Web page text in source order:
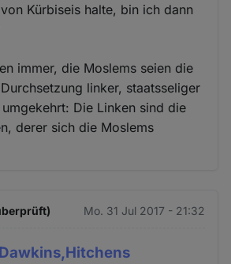
Kürbiseis halte, bin ich dann
immer, die Moslems seien die
linker, staatsseliger
Die Linken sind die
derer sich die Moslems
Mo. 31 Jul 2017 - 21:32